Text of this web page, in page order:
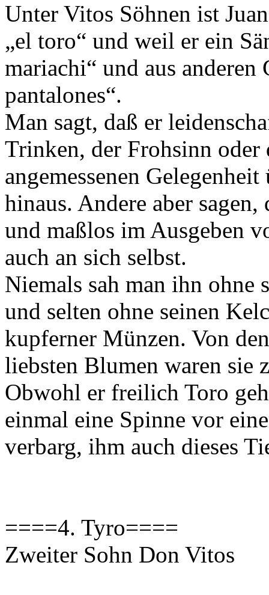
Unter Vitos Söhnen ist
„el toro“ und weil er ein
mariachi“ und aus anderen
pantalones“.
Man sagt, daß er
Trinken, der Frohsinn
angemessenen
hinaus. Andere aber
und maßlos im Ausgeben
auch an sich selbst.
Niemals sah man ihn ohne
und selten ohne seinen
kupferner Münzen. Von
liebsten Blumen waren sie
Obwohl er freilich Toro
einmal eine Spinne vor
verbarg, ihm auch dieses
====4. Tyro====
Zweiter Sohn Don Vitos